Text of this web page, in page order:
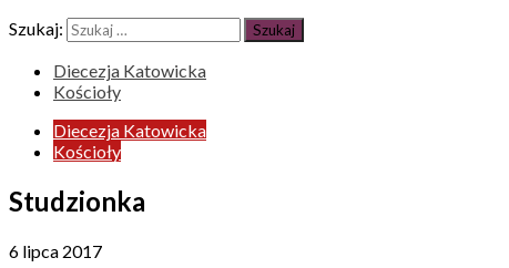
Szukaj:
Diecezja Katowicka
Kościoły
Diecezja Katowicka
Kościoły
Studzionka
6 lipca 2017